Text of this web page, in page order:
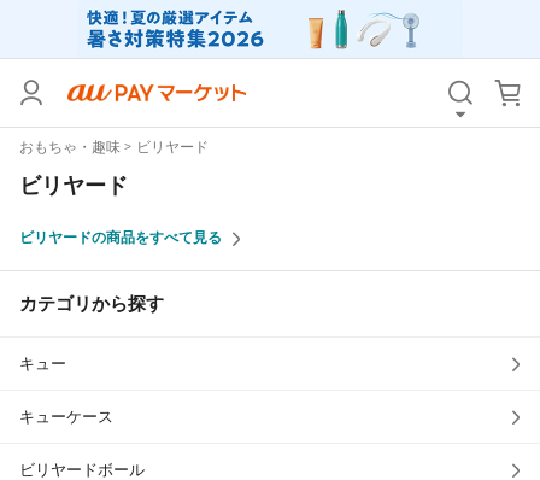
おもちゃ・趣味 ビリヤード
ビリヤード
ビリヤードの商品をすべて見る
カテゴリから探す
キュー
キューケース
ビリヤードボール
カテゴリ すべて
価格
Pontaパス特典対象すべて
サンキュー配送対象